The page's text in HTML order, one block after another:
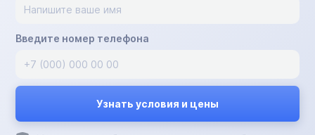
Введите номер телефона